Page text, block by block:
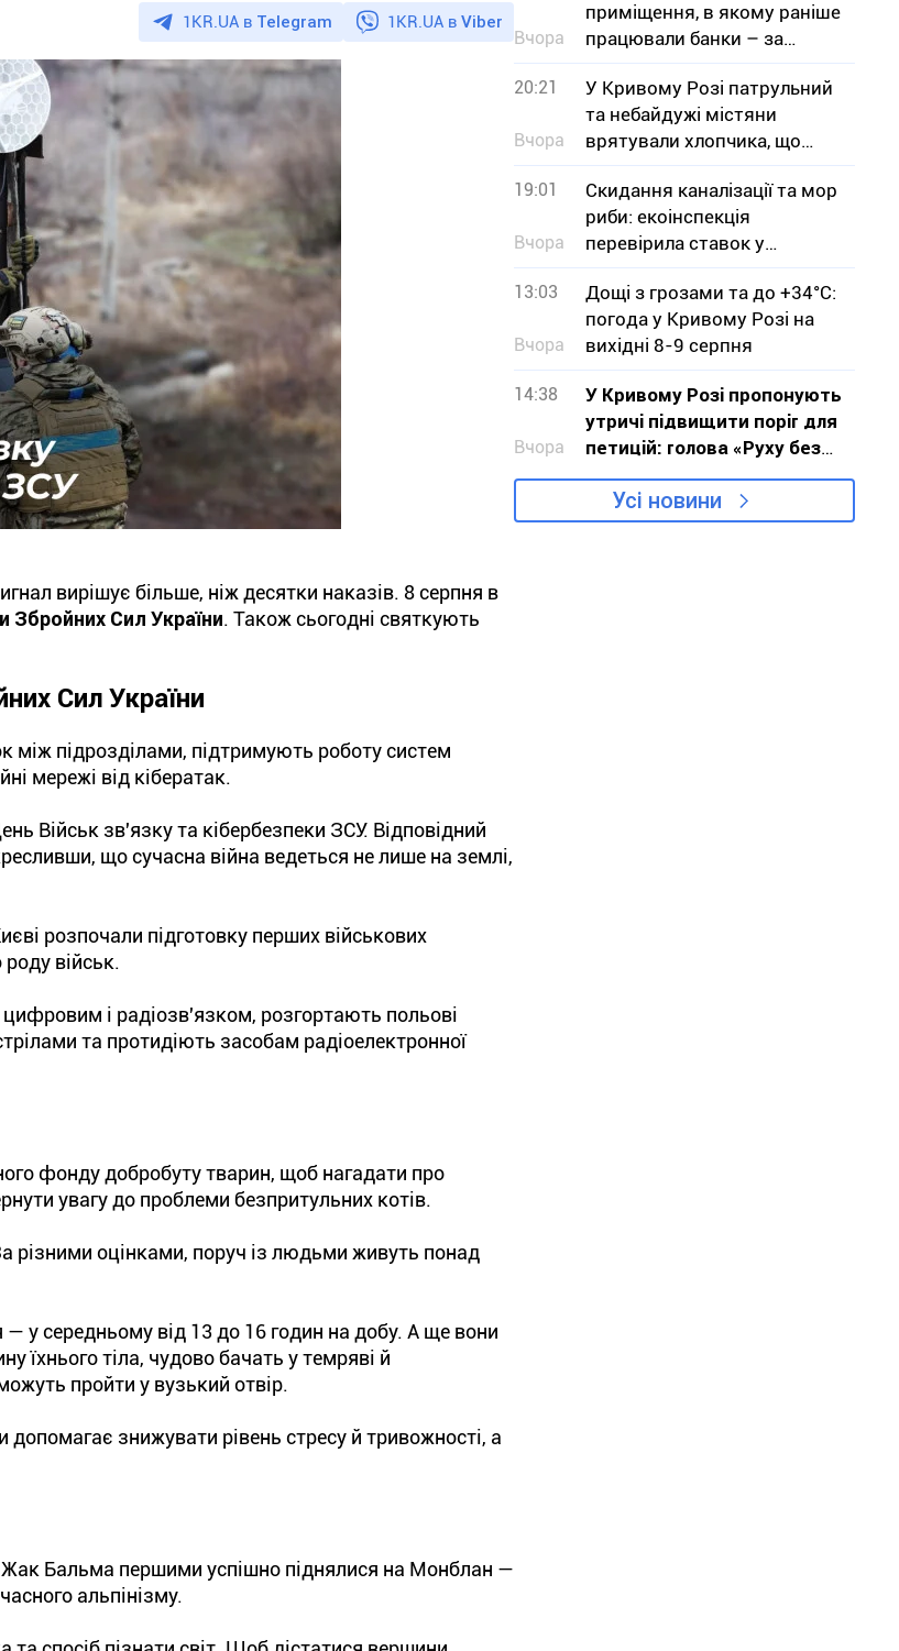
1KR.UA в Telegram 1KR.UA в Viber
вирішує більше, ніж десятки наказів. 8 серпня в
Збройних Сил України. Також сьогодні святкують
Сил України
між підрозділами, підтримують роботу систем
мережі від кібератак.
Військ зв'язку та кібербезпеки ЗСУ. Відповідний
що сучасна війна ведеться не лише на землі,
розпочали підготовку перших військових
військ.
і радіозв'язком, розгортають польові
та протидіють засобам радіоелектронної
фонду добробуту тварин, щоб нагадати про
увагу до проблеми безпритульних котів.
різними оцінками, поруч із людьми живуть понад
— у середньому від 13 до 16 годин на добу. А ще вони
їхнього тіла, чудово бачать у темряві й
пройти у вузький отвір.
знижувати рівень стресу й тривожності, а
Бальма першими успішно піднялися на Монблан —
альпінізму.
Вчора
приміщення, в якому раніше
працювали банки – за
скільки мільйонів гривень
20:21
Вчора
У Кривому Розі патрульний
та небайдужі містяни
врятували хлопчика, що
тонув
19:01
Вчора
Скидання каналізації та мор
риби: екоінспекція
перевірила ставок у
Кривому Розі
13:03
Вчора
Дощі з грозами та до +34°С:
погода у Кривому Розі на
вихідні 8-9 серпня
14:38
Вчора
У Кривому Розі пропонують
утричі підвищити поріг для
петицій: голова «Руху без
меж» звернувся до влади з
критикою проєкту
Усі новини